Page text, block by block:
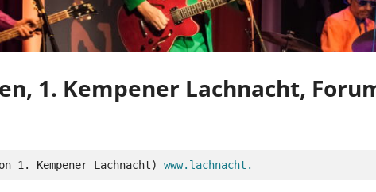
1. Kempener Lachnacht,
1. Kempener Lachnacht) www.lachnacht.